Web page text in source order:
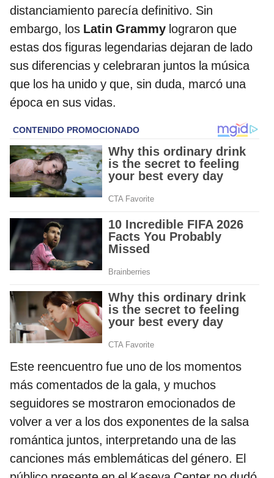
distanciamiento parecía definitivo. Sin
embargo, los Latin Grammy lograron que
estas dos figuras legendarias dejaran de lado
sus diferencias y celebraran juntos la música
que los ha unido y que, sin duda, marcó una
época en sus vidas.
Este reencuentro fue uno de los momentos
más comentados de la gala, y muchos
seguidores se mostraron emocionados de
volver a ver a los dos exponentes de la salsa
romántica juntos, interpretando una de las
canciones más emblemáticas del género. El